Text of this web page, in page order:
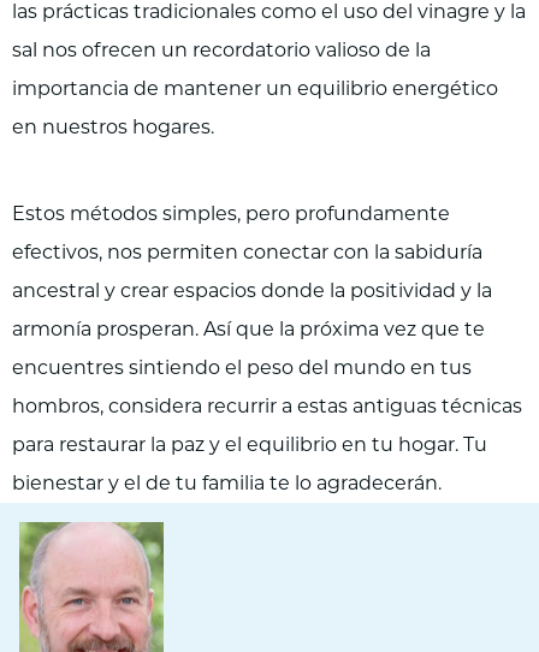
las prácticas tradicionales como el uso del vinagre y la
sal nos ofrecen un recordatorio valioso de la
importancia de mantener un equilibrio energético
en nuestros hogares.
Estos métodos simples, pero profundamente
efectivos, nos permiten conectar con la sabiduría
ancestral y crear espacios donde la positividad y la
armonía prosperan. Así que la próxima vez que te
encuentres sintiendo el peso del mundo en tus
hombros, considera recurrir a estas antiguas técnicas
para restaurar la paz y el equilibrio en tu hogar. Tu
bienestar y el de tu familia te lo agradecerán.